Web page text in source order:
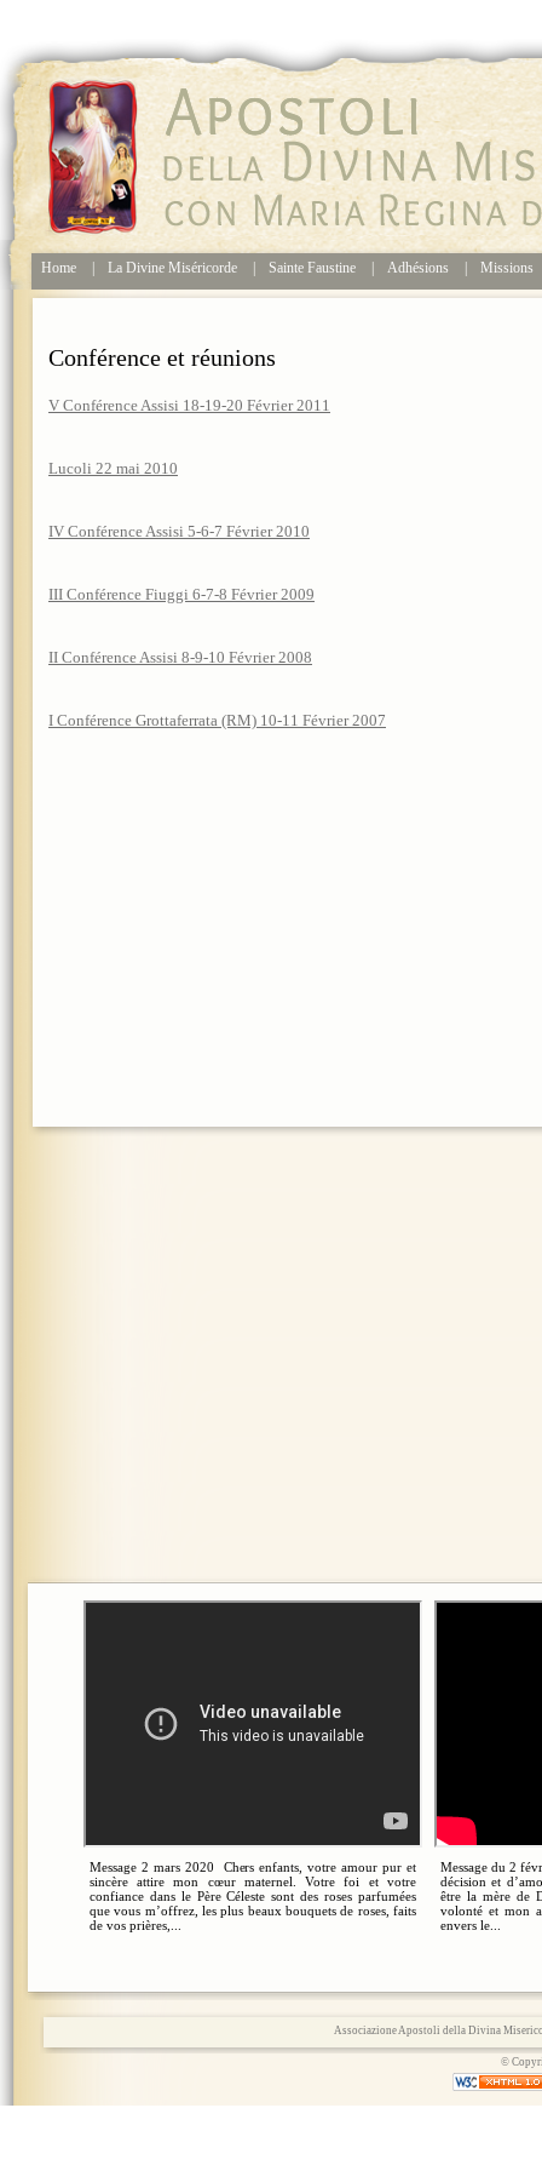
Home La Divine Miséricorde Sainte Faustine Adhésions Missions
Conférence et réunions
V Conférence Assisi 18-19-20 Février 2011
Lucoli 22 mai 2010
IV Conférence Assisi 5-6-7 Février 2010
III Conférence Fiuggi 6-7-8 Février 2009
II Conférence Assisi 8-9-10 Février 2008
I Conférence Grottaferrata (RM) 10-11 Février 2007
Message 2 mars 2020 Chers enfants, votre amour pur et
sincère attire mon cœur maternel. Votre foi et votre
confiance dans le Père Céleste sont des roses parfumées
que vous m’offrez, les plus beaux bouquets de roses, faits
de vos prières,...
Message du 2
décision et
être la mère de
volonté et mon
envers le...
Associazione Apostoli della Divina
©